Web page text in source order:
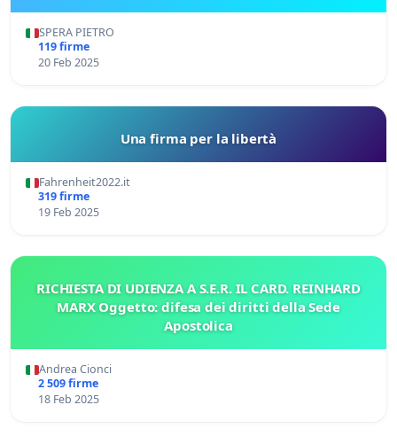
SPERA PIETRO
119 firme
20 Feb 2025
Una firma per la libertà
Fahrenheit2022.it
319 firme
19 Feb 2025
RICHIESTA DI UDIENZA A S.E.R. IL CARD. REINHARD
MARX Oggetto: difesa dei diritti della Sede
Apostolica
Andrea Cionci
2 509 firme
18 Feb 2025